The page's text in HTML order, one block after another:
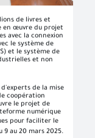
de livres et
en œuvre du projet
avec la connexion
le système de
et le système de
et non
de la mise
coopération
le projet de
numérique
pour faciliter le
9 au 20 mars 2025.